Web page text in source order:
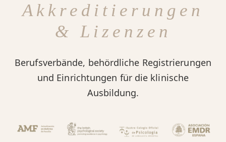
Akkreditierungen
& Lizenzen
Berufsverbände, behördliche Registrierungen
und Einrichtungen für die klinische
Ausbildung.